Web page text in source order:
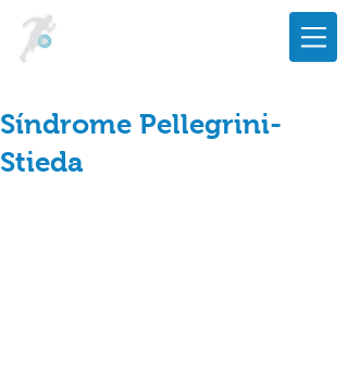
Síndrome Pellegrini-
Stieda